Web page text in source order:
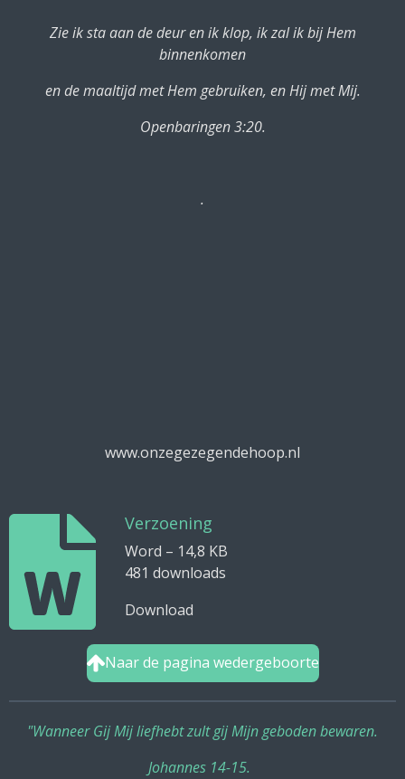
Zie ik sta aan de deur en ik klop, ik zal ik bij Hem
binnenkomen
en de maaltijd met Hem gebruiken, en Hij met Mij.
Openbaringen 3:20.
.
www.onzegezegendehoop.nl
Verzoening
Word – 14,8 KB
481 downloads
Download
Naar de pagina wedergeboorte
"Wanneer Gij Mij liefhebt zult gij Mijn geboden bewaren.
Johannes 14-15.